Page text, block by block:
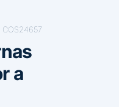
COS24657
a